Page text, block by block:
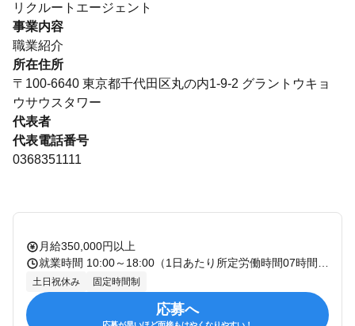
リクルートエージェント
事業内容
職業紹介
所在住所
〒100-6640 東京都千代田区丸の内1-9-2 グラントウキョ
ウサウスタワー
代表者
代表電話番号
0368351111
月給350,000円以上
土日祝休み 固定時間制
応募へ